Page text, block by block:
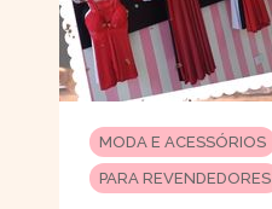
MODA E ACESSÓRIOS
PARA REVENDEDORES